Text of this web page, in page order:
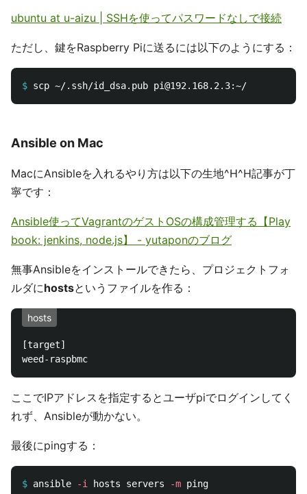
ubuntu at u-aizu | SSHを使ってパスワードなしで接続
ただし、鍵をRaspberry Piに送るには以下のようにする：
$
Ansible on Mac
MacにAnsibleを入れるやり方は以下の生地^H^H記事が丁
寧です：
Ansible使ってVagrantのゲストOSの構成管理する【Play
book: jenkins, node.js】 - yutaponのブログ
無事Ansibleをインストールできたら、プロジェクトフォ
ルダにhostsというファイルを作る：
hosts
[target]
ここでIPアドレスを指定するとユーザpiでログインしてく
れず、Ansibleが動かない。
最後にpingする：
$ ansible -i hosts servers -m